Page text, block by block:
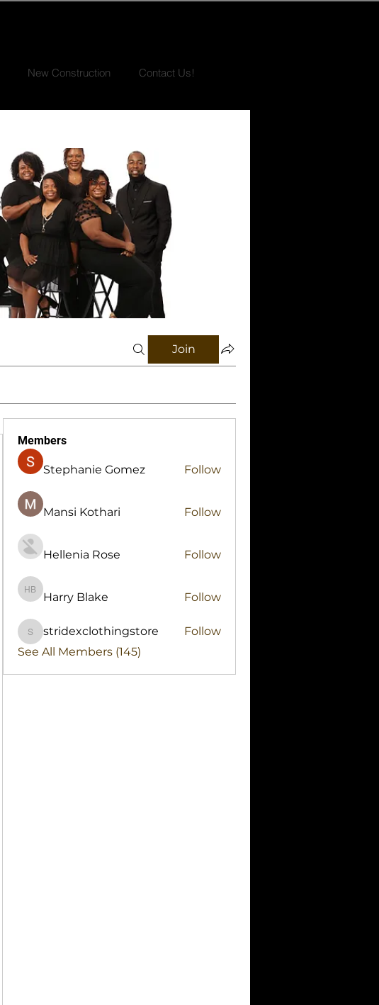
New Construction Contact Us!
Join
Members
Stephanie Gomez Follow
Mansi Kothari Follow
Hellenia Rose Follow
Harry Blake
Harry Blake Follow
stridexclothingstore
stridexclothingstore
Follow
See All Members (145)